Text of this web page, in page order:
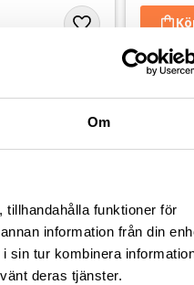
Om
tillhandahålla funktioner för
information från din
sin tur kombinera
deras tjänster.